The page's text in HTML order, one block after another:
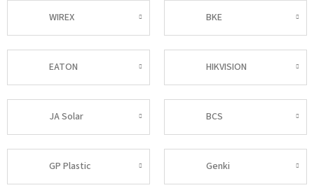
WIREX BKE
EATON HIKVISION
JA Solar BCS
GP Plastic Genki